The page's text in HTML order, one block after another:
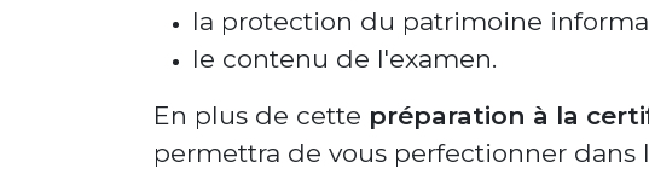
la protection du patrimoine
le contenu de l'examen.
En plus de cette préparation à la
permettra de vous perfectionner